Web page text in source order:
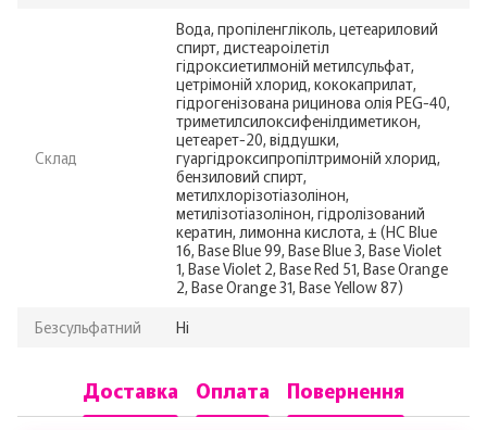
Склад
Вода, пропіленгліколь, цетеариловий
спирт, дистеароілетіл
гідроксиетилмоній метилсульфат,
цетрімоній хлорид, кококаприлат,
гідрогенізована рицинова олія PEG-40,
триметилсилоксифенілдиметикон,
цетеарет-20, віддушки,
гуаргідроксипропілтримоній хлорид,
бензиловий спирт,
метилхлорізотіазолінон,
метилізотіазолінон, гідролізований
кератин, лимонна кислота, ± (HC Blue
16, Base Blue 99, Base Blue 3, Base Violet
1, Base Violet 2, Base Red 51, Base Orange
2, Base Orange 31, Base Yellow 87)
Безсульфатний
Ні
Доставка Оплата Повернення